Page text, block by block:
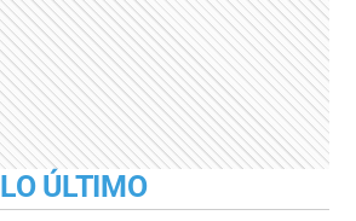
LO ÚLTIMO